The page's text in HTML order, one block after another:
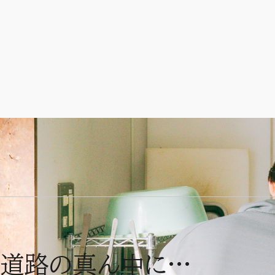
交通事故エゾセンニ
執筆： 保護した鳥（その他の鳥類）
道路の真ん中に…